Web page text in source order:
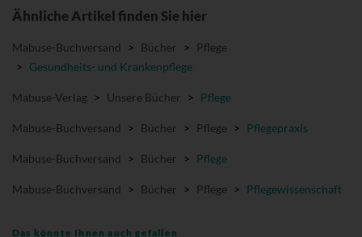
Ähnliche Artikel finden Sie hier
Mabuse-Buchversand > Bücher >
Pflege
> Gesundheits- und Krankenpflege
Mabuse-Verlag > Unsere Bücher > Pflege
Mabuse-Buchversand > Bücher > Pflege > Pflegepraxis
Mabuse-Buchversand > Bücher > Pflege
Mabuse-Buchversand > Bücher > Pflege > Pflegewissenschaft
Das könnte Ihnen auch gefallen